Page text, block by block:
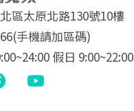
區太原北路130號10樓
手機請加區碼)
假日 9:00~22:00